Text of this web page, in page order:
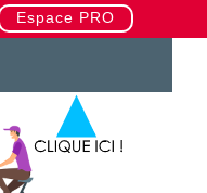
Espace PRO